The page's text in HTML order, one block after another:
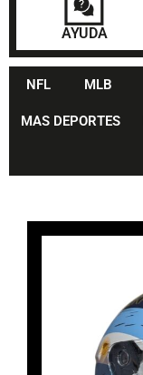
AYUDA
NFL MLB
MAS DEPORTES